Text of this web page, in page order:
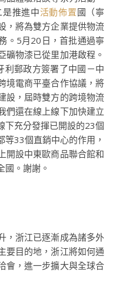
推進中活動佈置國（寧
，將為雙方企業提供物流
。5月20日，首批通過寧
礦物漆已從里加港啟程。
利郵政方簽署了中國－中
境電商平臺合作協議，將
設，屆時雙方的跨境物流
們還在線上線下加快建立
下充分發揮已開設的23個
33個直銷中心的作用，
開設中東歐商品聯合館和
國。謝謝。
，浙江已逐漸成為諸多外
要目的地，浙江將如何通
會，進一步擴大與全球合